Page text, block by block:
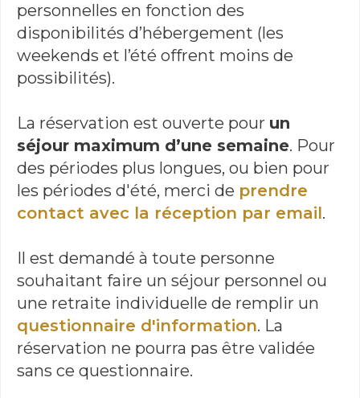
personnelles en fonction des
disponibilités d’hébergement (les
weekends et l’été offrent moins de
possibilités).
La réservation est ouverte pour un
séjour maximum d’une semaine. Pour
des périodes plus longues, ou bien pour
les périodes d'été, merci de prendre
contact avec la réception par email.
Il est demandé à toute personne
souhaitant faire un séjour personnel ou
une retraite individuelle de remplir un
questionnaire d'information. La
réservation ne pourra pas être validée
sans ce questionnaire.